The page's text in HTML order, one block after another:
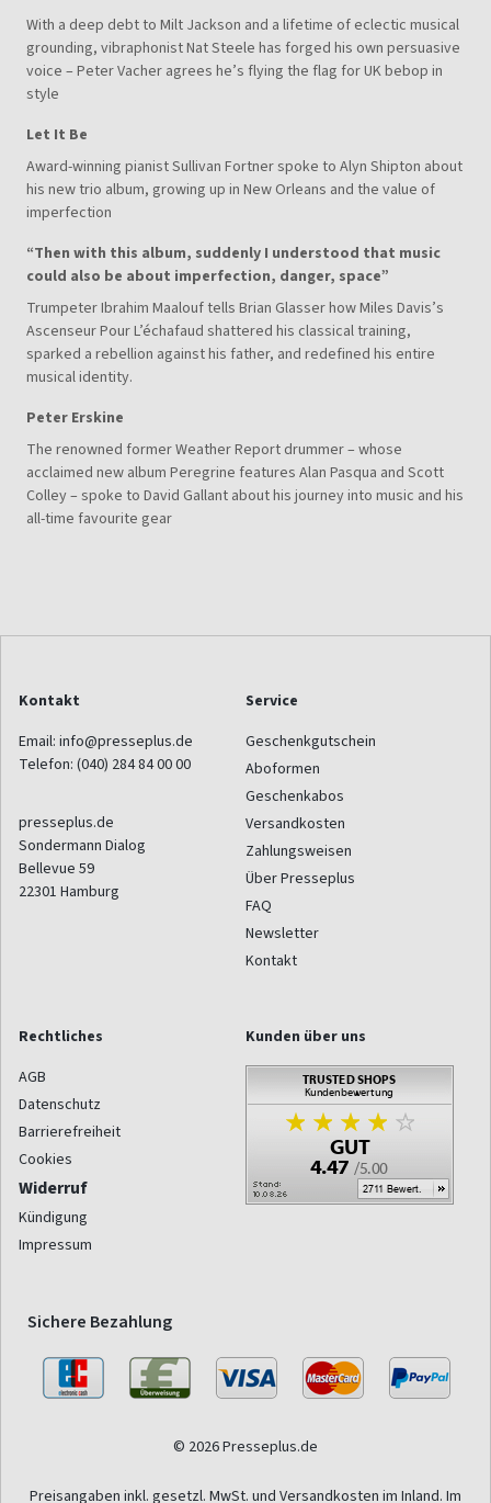
With a deep debt to Milt Jackson and a lifetime of eclectic musical
grounding, vibraphonist Nat Steele has forged his own persuasive
voice – Peter Vacher agrees he’s flying the flag for UK bebop in
style
Let It Be
Award-winning pianist Sullivan Fortner spoke to Alyn Shipton about
his new trio album, growing up in New Orleans and the value of
imperfection
“Then with this album, suddenly I understood that music
could also be about imperfection, danger, space”
Trumpeter Ibrahim Maalouf tells Brian Glasser how Miles Davis’s
Ascenseur Pour L’échafaud shattered his classical training,
sparked a rebellion against his father, and redefined his entire
musical identity.
Peter Erskine
The renowned former Weather Report drummer – whose
acclaimed new album Peregrine features Alan Pasqua and Scott
Colley – spoke to David Gallant about his journey into music and his
all-time favourite gear
Kontakt
Email: info@presseplus.de
Telefon: (040) 284 84 00 00
presseplus.de
Sondermann Dialog
Bellevue 59
22301 Hamburg
Service
Geschenkgutschein
Aboformen
Geschenkabos
Versandkosten
Zahlungsweisen
Über Presseplus
FAQ
Newsletter
Kontakt
Rechtliches
AGB
Datenschutz
Barrierefreiheit
Cookies
Widerruf
Kündigung
Impressum
Kunden über uns
Sichere Bezahlung
© 2026 Presseplus.de
Preisangaben inkl. gesetzl. MwSt. und Versandkosten im Inland. Im